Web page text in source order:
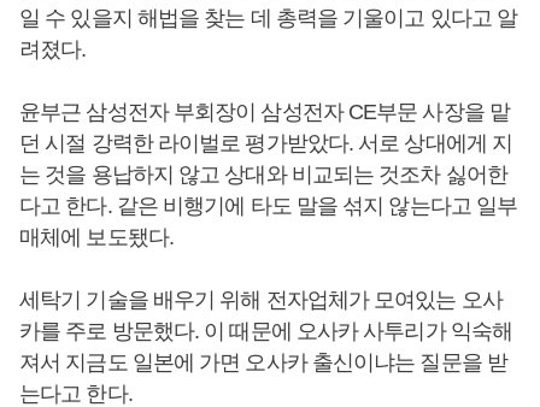
일 수 있을지 해법을 찾는 데 총력을 기울이고 있다고 알
려졌다.
윤부근 삼성전자 부회장이 삼성전자 CE부문 사장을 맡
던 시절 강력한 라이벌로 평가받았다. 서로 상대에게 지
는 것을 용납하지 않고 상대와 비교되는 것조차 싫어한
다고 한다. 같은 비행기에 타도 말을 섞지 않는다고 일부
매체에 보도됐다.
세탁기 기술을 배우기 위해 전자업체가 모여있는 오사
카를 주로 방문했다. 이 때문에 오사카 사투리가 익숙해
져서 지금도 일본에 가면 오사카 출신이냐는 질문을 받
는다고 한다.